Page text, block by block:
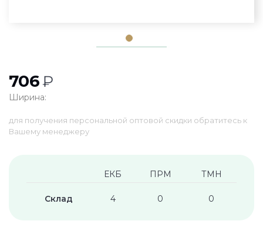
706₽
Ширина:
для получения персональной оптовой скидки обратитесь к
Вашему менеджеру
ЕКБ ПРМ ТМН
Склад 4 0 0